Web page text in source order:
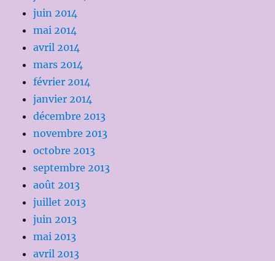
juin 2014
mai 2014
avril 2014
mars 2014
février 2014
janvier 2014
décembre 2013
novembre 2013
octobre 2013
septembre 2013
août 2013
juillet 2013
juin 2013
mai 2013
avril 2013